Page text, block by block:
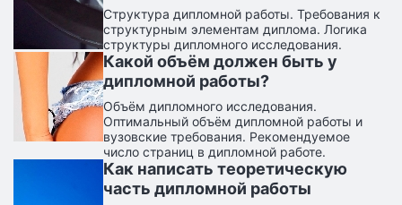
Структура дипломной работы. Требования к
структурным элементам диплома. Логика
структуры дипломного исследования.
Какой объём должен быть у
дипломной работы?
Объём дипломного исследования.
Оптимальный объём дипломной работы и
вузовские требования. Рекомендуемое
число страниц в дипломной работе.
Как написать теоретическую
часть дипломной работы